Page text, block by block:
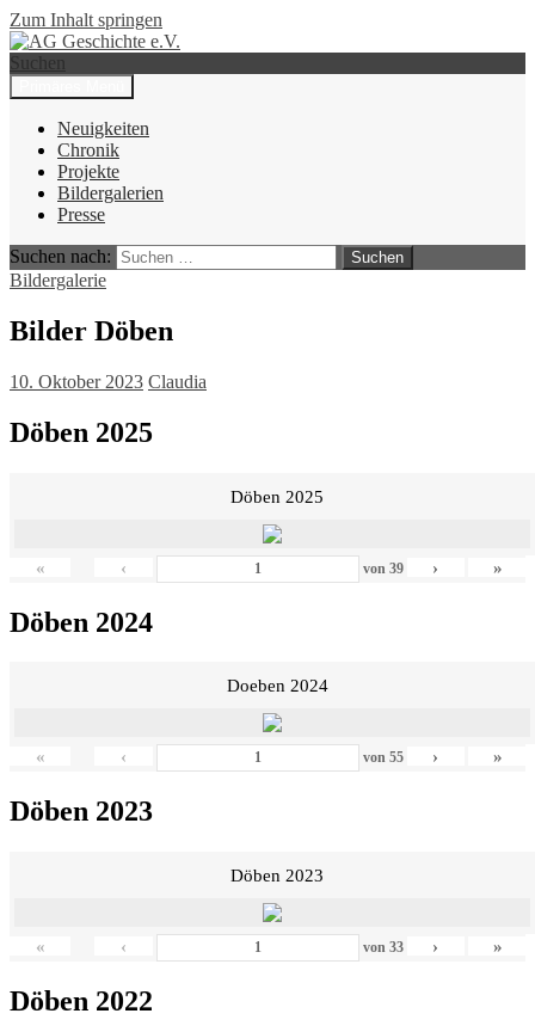
Zum Inhalt springen
AG Geschichte e.V.
Suchen
Neuigkeiten
Chronik
Projekte
Bildergalerien
Presse
Suchen nach:
Bildergalerie
Bilder Döben
10. Oktober 2023 Claudia
Döben 2025
Döben 2025
« ‹ von 39 › »
Döben 2024
Doeben 2024
« ‹ von 55 › »
Döben 2023
Döben 2023
« ‹ von 33 › »
Döben 2022